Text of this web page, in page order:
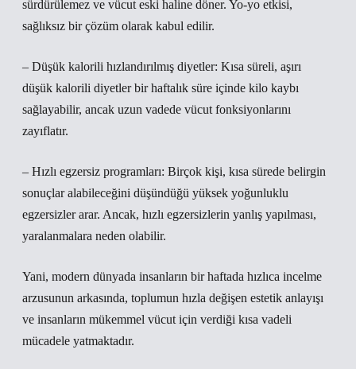
sürdürülemez ve vücut eski haline döner. Yo-yo etkisi,
sağlıksız bir çözüm olarak kabul edilir.
– Düşük kalorili hızlandırılmış diyetler: Kısa süreli, aşırı
düşük kalorili diyetler bir haftalık süre içinde kilo kaybı
sağlayabilir, ancak uzun vadede vücut fonksiyonlarını
zayıflatır.
– Hızlı egzersiz programları: Birçok kişi, kısa sürede belirgin
sonuçlar alabileceğini düşündüğü yüksek yoğunluklu
egzersizler arar. Ancak, hızlı egzersizlerin yanlış yapılması,
yaralanmalara neden olabilir.
Yani, modern dünyada insanların bir haftada hızlıca incelme
arzusunun arkasında, toplumun hızla değişen estetik anlayışı
ve insanların mükemmel vücut için verdiği kısa vadeli
mücadele yatmaktadır.